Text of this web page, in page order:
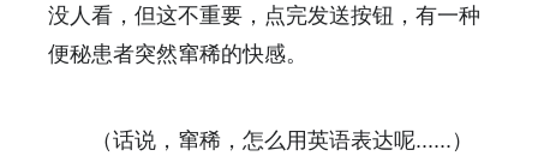
没人看，但这不重要，点完发送按钮，有一种
便秘患者突然窜稀的快感。
（话说，窜稀，怎么用英语表达呢......）